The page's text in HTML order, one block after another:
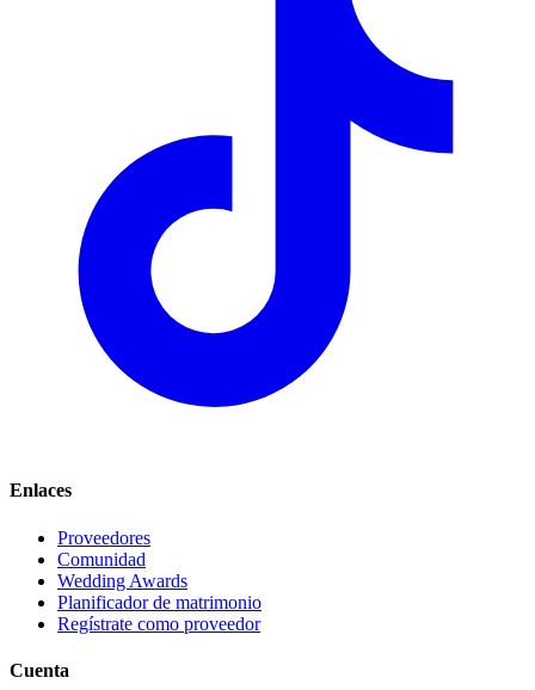
Enlaces
Proveedores
Comunidad
Wedding Awards
Planificador de matrimonio
Regístrate como proveedor
Cuenta